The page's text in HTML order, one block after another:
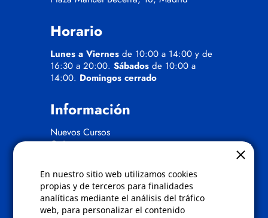
En nuestro sitio web utilizamos cookies
propias y de terceros para finalidades
analíticas mediante el análisis del tráfico
web, para personalizar el contenido
Horario
Lunes a Viernes de 10:00 a 14:00 y de
16:30 a 20:00. Sábados de 10:00 a
14:00. Domingos cerrado
Información
Nuevos Cursos
Quienes somos
Políticas
Condiciones de compra